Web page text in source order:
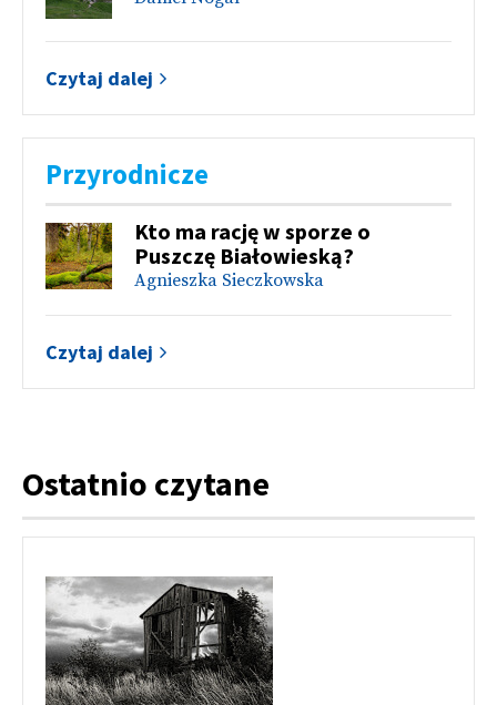
Czytaj dalej
Przyrodnicze
Kto ma rację w sporze o
Puszczę Białowieską?
Agnieszka Sieczkowska
Czytaj dalej
Ostatnio czytane